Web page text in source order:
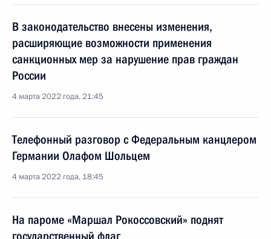
В законодательство внесены изменения,
расширяющие возможности применения
санкционных мер за нарушение прав граждан
России
4 марта 2022 года, 21:45
Телефонный разговор с Федеральным канцлером
Германии Олафом Шольцем
4 марта 2022 года, 18:45
На пароме «Маршал Рокоссовский» поднят
государственный флаг